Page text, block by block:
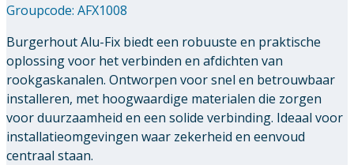
Groupcode: AFX1008
Burgerhout Alu-Fix biedt een robuuste en praktische
oplossing voor het verbinden en afdichten van
rookgaskanalen. Ontworpen voor snel en betrouwbaar
installeren, met hoogwaardige materialen die zorgen
voor duurzaamheid en een solide verbinding. Ideaal voor
installatieomgevingen waar zekerheid en eenvoud
centraal staan.